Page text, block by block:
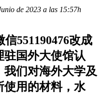
de 2023 a las 15:57h
551190476改成
国外大使馆认
们对海外大学及
使用的材料，水